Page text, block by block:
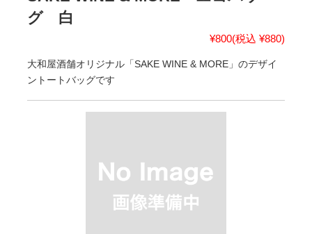
グ 白
¥800(税込 ¥880)
大和屋酒舗オリジナル「SAKE WINE & MORE」のデザイ
ントートバッグです